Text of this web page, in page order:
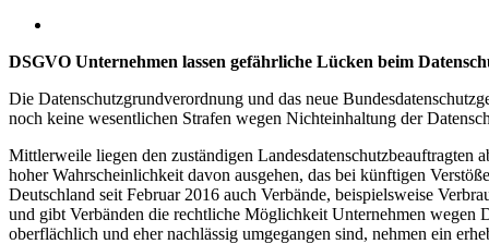
DSGVO Unternehmen lassen gefährliche Lücken beim
Die Datenschutzgrundverordnung und das neue
noch keine wesentlichen Strafen wegen Nichteinhaltung der
Mittlerweile liegen den zuständigen Landesdatenschutzbeauftragten
hoher Wahrscheinlichkeit davon ausgehen, das bei künftigen
Deutschland seit Februar 2016 auch Verbände, beispielsweise
und gibt Verbänden die rechtliche Möglichkeit Unternehmen wegen
oberflächlich und eher nachlässig umgegangen sind, nehmen ein